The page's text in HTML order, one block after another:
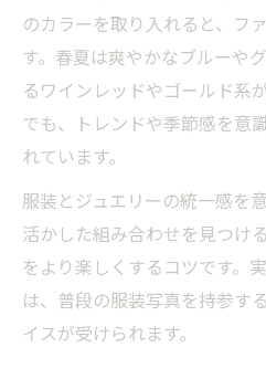
のカラーを取り入れると、フ
す。春夏は爽やかなブルーや
るワインレッドやゴールド系
でも、トレンドや季節感を意
れています。
服装とジュエリーの統一感を
活かした組み合わせを見つけ
をより楽しくするコツです。
は、普段の服装写真を持参す
イスが受けられます。